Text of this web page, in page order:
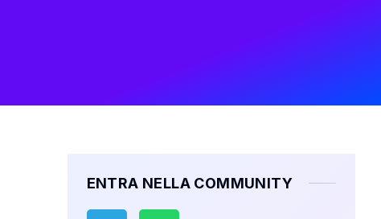
ENTRA NELLA COMMUNITY